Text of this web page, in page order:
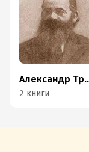
2 книги